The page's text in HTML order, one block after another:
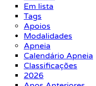
Em lista
Tags
Apoios
Modalidades
Apneia
Calendário Apneia
Classificações
2026